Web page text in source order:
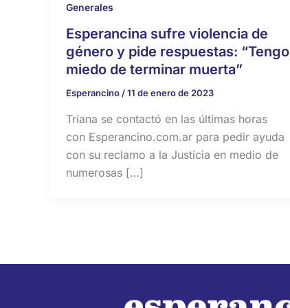
Generales
Esperancina sufre violencia de
género y pide respuestas: “Tengo
miedo de terminar muerta”
Esperancino /11 de enero de 2023
Triana se contactó en las últimas horas
con Esperancino.com.ar para pedir ayuda
con su reclamo a la Justicia en medio de
numerosas […]